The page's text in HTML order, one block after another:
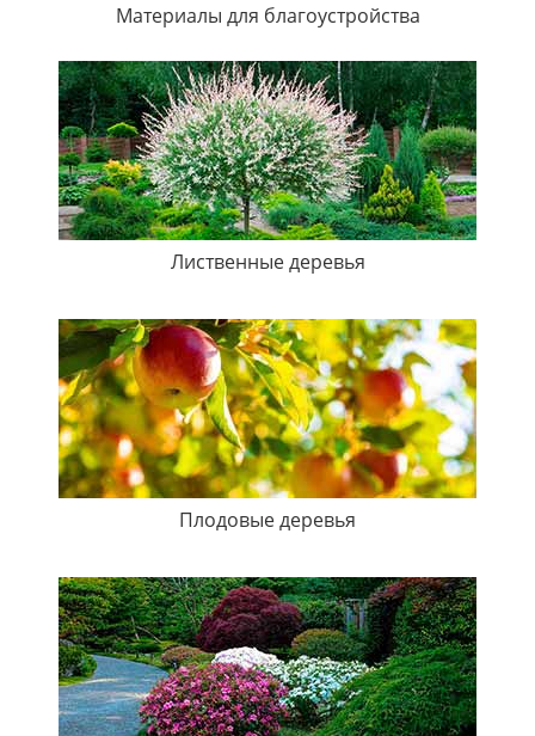
Материалы для благоустройства
Лиственные деревья
Плодовые деревья